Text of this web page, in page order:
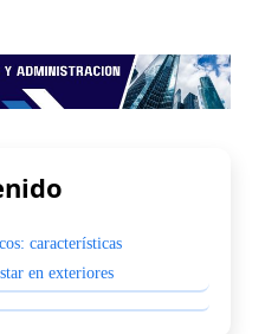
características
en exteriores